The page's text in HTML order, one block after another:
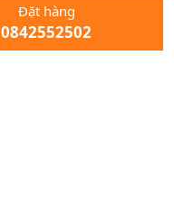
Đặt hàng
0842552502